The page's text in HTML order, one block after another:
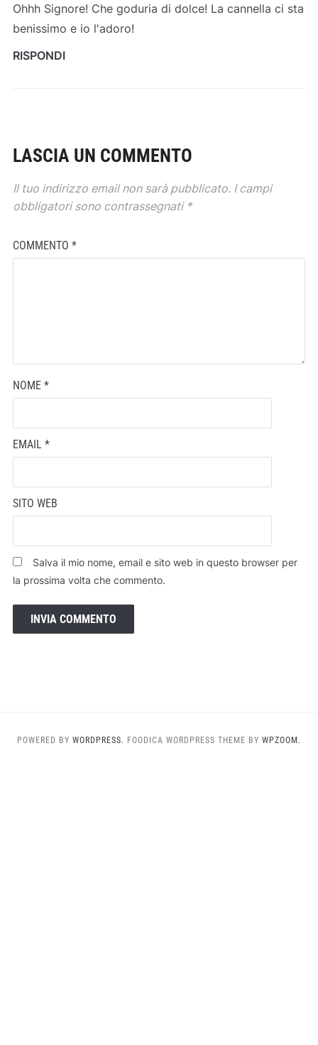
Ohhh Signore! Che goduria di dolce! La cannella ci sta
benissimo e io l'adoro!
RISPONDI
LASCIA UN COMMENTO
Il tuo indirizzo email non sarà pubblicato. I campi
obbligatori sono contrassegnati *
COMMENTO *
NOME *
EMAIL *
SITO WEB
Salva il mio nome, email e sito web in questo browser per
la prossima volta che commento.
POWERED BY WORDPRESS. FOODICA WORDPRESS THEME BY WPZOOM.